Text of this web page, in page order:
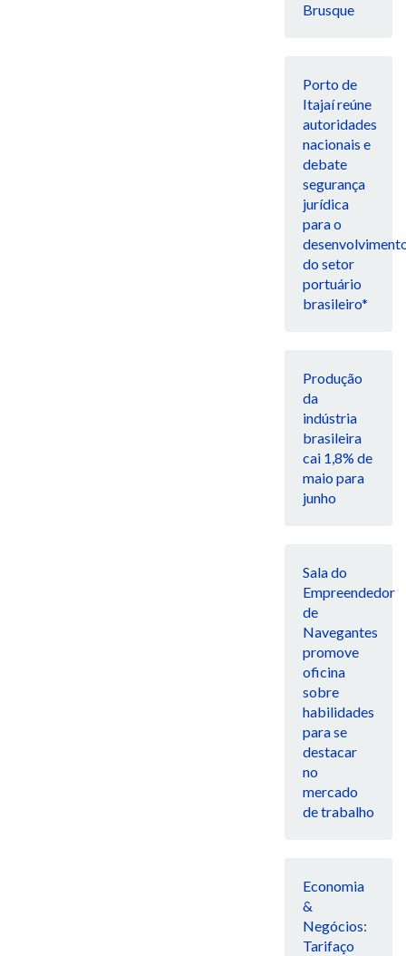
Brusque
Porto de
Itajaí reúne
autoridades
nacionais e
debate
segurança
jurídica
para o
do setor
portuário
brasileiro*
Produção
da
indústria
brasileira
cai 1,8% de
maio para
junho
Sala do
Empreendedor
de
Navegantes
promove
oficina
sobre
habilidades
para se
destacar
no
mercado
de trabalho
Economia
&
Negócios:
Tarifaço